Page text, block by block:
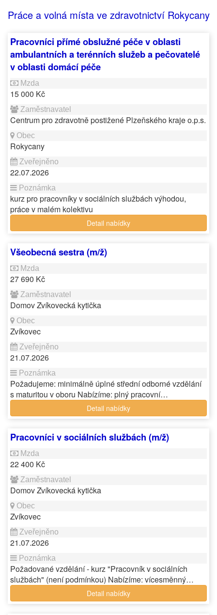
Práce a volná místa ve zdravotnictví Rokycany
Pracovníci přímé obslužné péče v oblasti
ambulantních a terénních služeb a pečovatelé
v oblasti domácí péče
15 000 Kč
Centrum pro zdravotně postižené Plzeňského kraje o.p.s.
Rokycany
22.07.2026
kurz pro pracovníky v sociálních službách výhodou,
práce v malém kolektivu
Detail nabídky
Všeobecná sestra (m/ž)
27 690 Kč
Domov Zvíkovecká kytička
Zvíkovec
21.07.2026
Požadujeme: minimálně úplné střední odborné vzdělání
s maturitou v oboru Nabízíme: plný pracovní…
Detail nabídky
Pracovníci v sociálních službách (m/ž)
22 400 Kč
Domov Zvíkovecká kytička
Zvíkovec
21.07.2026
Požadované vzdělání - kurz "Pracovník v sociálních
službách" (není podmínkou) Nabízíme: vícesměnný…
Detail nabídky